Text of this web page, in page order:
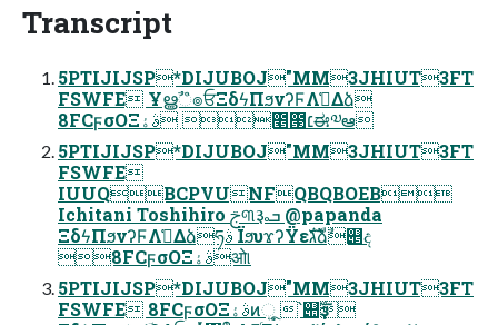
Transcript
5PTIJIJSP*DIJUBOJ"MM3JHIUT3FT
FSWFE Ұൠࣾஂ๏ਓΞδϟΠϧνʔϜΛࢧ͑Δձ
8FCϝσΟΞࣄۀ ೥౓׆ಈ༧ఆ
5PTIJIJSP*DIJUBOJ"MM3JHIUT3FT
FSWFE
IUUQBCPVUNFQBQBOEB
Ichitani Toshihiro ࢢ୩૱ܒ @papanda
ΞδϟΠϧνʔϜΛࢧ͑Δձཧࣄ ΪϧυϫʔΫεגࣜձࣾ୅ද
8FCϝσΟΞࣄۀओ୲
5PTIJIJSP*DIJUBOJ"MM3JHIUT3FT
FSWFE 8FCϝσΟΞࣄۀͷૂ͍ ՝୊ҙࣝ